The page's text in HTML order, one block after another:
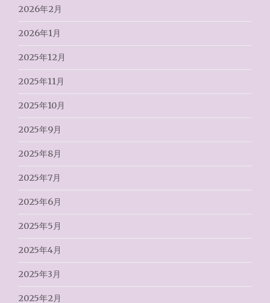
2026年2月
2026年1月
2025年12月
2025年11月
2025年10月
2025年9月
2025年8月
2025年7月
2025年6月
2025年5月
2025年4月
2025年3月
2025年2月